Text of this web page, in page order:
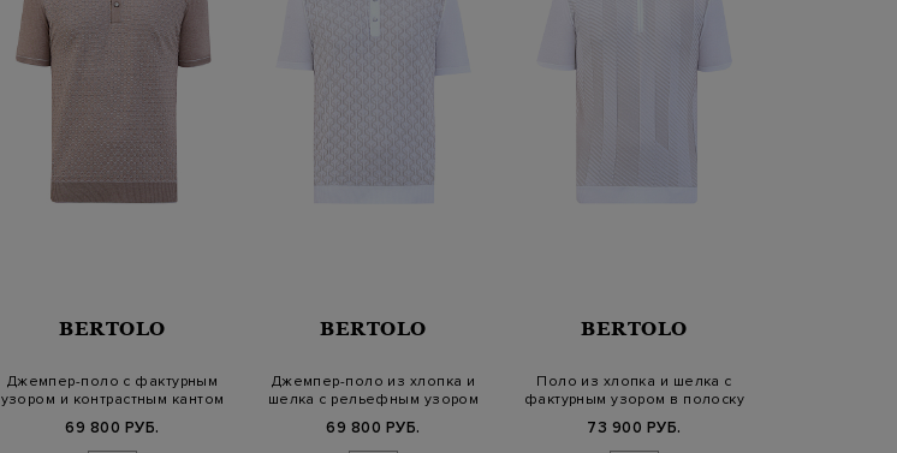
BERTOLO
Джемпер-поло с фактурным
узором и контрастным кантом
69 800 РУБ.
BERTOLO
Джемпер-поло из хлопка и
шелка с рельефным узором
69 800 РУБ.
BERTOLO
Поло из хлопка и шелка с
фактурным узором в полоску
73 900 РУБ.